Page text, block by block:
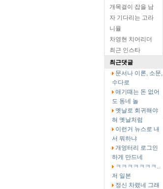
개목걸이 잡을 남
자 기다리는 고라
니율
차영현 치어리더
최근 인스타
최근댓글
문서나 이론, 소문,
수다로
애기때는 돈 없어
도 동네 놀
옛날로 회귀해야
혀 옛날처럼
이런거 뉴스로 내
서 뭐하냐
개엉터리 로그인
하게 만드네
ㅋㅋㅋㅋㅋㅋㅋ..
저 일본
정신 차렸네 그래